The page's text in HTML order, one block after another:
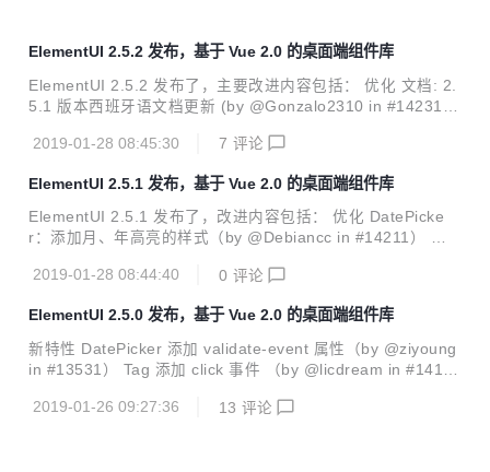
ElementUI 2.5.2 发布，基于 Vue 2.0 的桌面端组件库
ElementUI 2.5.2 发布了，主要改进内容包括： 优化 文档: 2.
5.1 版本西班牙语文档更新 (by @Gonzalo2310 in #14231)
island205 in #14233) 修复 nuxt.js 中关于 export 关键字的
误 (by @iamkun in #14228)
2019-01-28 08:45:30 7 评论
ElementUI 2.5.1 发布，基于 Vue 2.0 的桌面端组件库
ElementUI 2.5.1 发布了，改进内容包括： 优化 DatePicke
r：添加月、年高亮的样式（by @Debiancc in #14211） 更
升级 Webpack 4 产生的问题，无法具名 import 组件，ELEM
2.4.11 文档 (by @iamkun in #14222)
2019-01-28 08:44:40 0 评论
ElementUI 2.5.0 发布，基于 Vue 2.0 的桌面端组件库
新特性 DatePicker 添加 validate-event 属性（by @ziyoung
in #13531） Tag 添加 click 事件 （by @licdream in #1410
选项（by @eeeeeeeason） I18n 新增吉尔吉斯坦语（by @
2019-01-26 09:27:36 13 评论